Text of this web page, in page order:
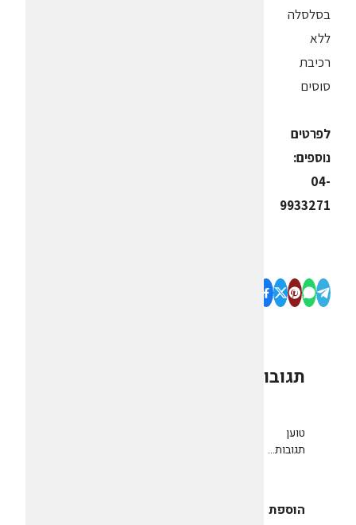
בסלסלה
ללא
רכיבת
סוסים
לפרטים
נוספים:
04-
9933271
תגובות
טוען
תגובות...
הוספת